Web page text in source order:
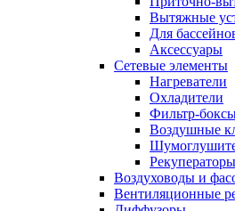
Вытяжные
Для
Аксессуары
Сетевые элементы
Нагреватели
Охладители
Фильтр-
Воздушные
Рекуператоры
Воздуховоды и
Вентиляционные